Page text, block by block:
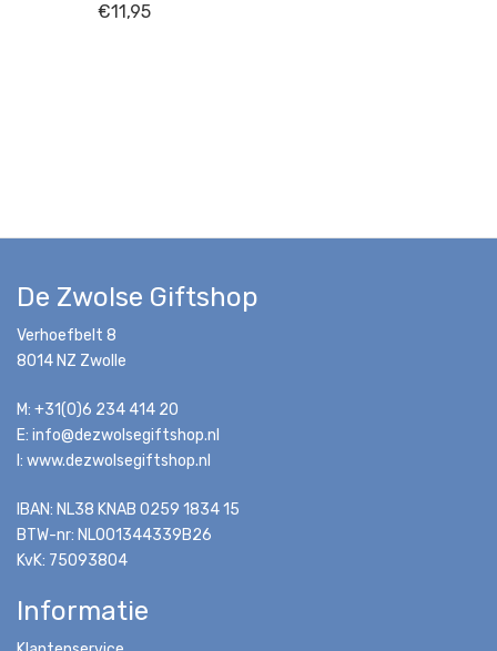
€11,95
De Zwolse Giftshop
Verhoefbelt 8
8014 NZ Zwolle
M: +31(0)6 234 414 20
E: info@dezwolsegiftshop.nl
I: www.dezwolsegiftshop.nl
IBAN: NL38 KNAB 0259 1834 15
BTW-nr: NL001344339B26
KvK: 75093804
Informatie